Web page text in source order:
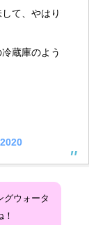
て、やはり
蔵庫のよう
グウォータ